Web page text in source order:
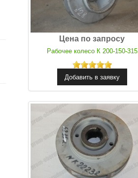
Цена по запросу
Рабочее колесо К 200-150-315